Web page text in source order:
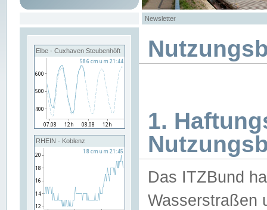
Newsletter
Elbe - Cuxhaven Steubenhöft
RHEIN - Koblenz
1.
Das ITZBund
Wasserstraßen